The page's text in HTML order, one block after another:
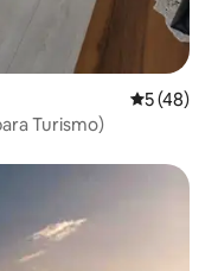
5 de uma
5 (48)
Turismo)